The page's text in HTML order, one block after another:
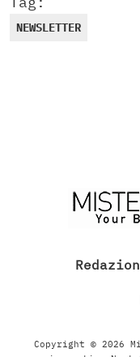
NEWSLETTER
Copyright ©